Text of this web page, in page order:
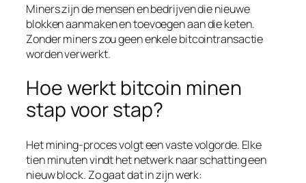
Miners zijn de mensen en bedrijven die nieuwe
blokken aanmaken en toevoegen aan die keten.
Zonder miners zou geen enkele bitcointransactie
worden verwerkt.
Hoe werkt bitcoin minen
stap voor stap?
Het mining-proces volgt een vaste volgorde. Elke
tien minuten vindt het netwerk naar schatting een
nieuw block. Zo gaat dat in zijn werk: